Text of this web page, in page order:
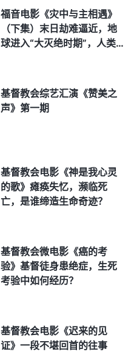
福音电影《灾中与主相遇》
（下集）末日劫难逼近，地
球进入“大灭绝时期”，人类
基督教会综艺汇演《赞美之
声》第一期
基督教会电影《神是我心灵
的歌》瘫痪失忆，濒临死
亡，是谁缔造生命奇迹？
基督教会微电影《癌的考
验》基督徒身患绝症，生死
考验中如何经历？
基督教会电影《迟来的见
证》一段不堪回首的往事